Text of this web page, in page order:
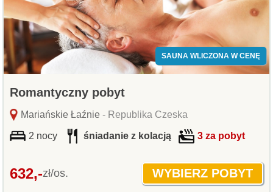
SAUNA WLICZONA W CENĘ
Romantyczny pobyt
Mariańskie Łaźnie- Republika Czeska
2 nocy śniadanie z kolacją 3 za pobyt
632,-zł/os.